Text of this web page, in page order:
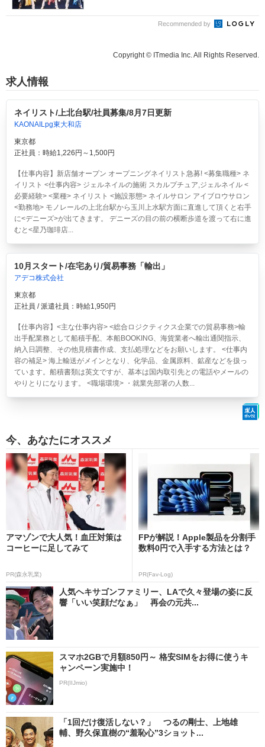
Recommended by
Copyright © ITmedia Inc. All Rights Reserved.
求人情報
ネイリスト/上北台駅/社員募集/8月7日更新
KAONAILpg東大和店
東京都
正社員：時給1,226円～1,500円
【仕事内容】新店舗オープン オープニングネイリスト急募! <募集職種> ネ
イリスト <仕事内容> ジェルネイルの施術 スカルプチュア,ジェルネイル <
必要経験> <業種> ネイリスト <施設形態> ネイルサロン アイブロウサロン
<勤務地> モノレールの上北台駅から玉川上水駅方面に直進して頂くと右手
に<デニーズ>が出てきます。 デニーズの目の前の横断歩道を渡って右に進
むと<星乃珈琲店...
10月スタート/在宅あり/貿易事務「輸出」
アデコ株式会社
東京都
正社員 / 派遣社員：時給1,950円
【仕事内容】<主な仕事内容> <総合ロジクティクス企業での貿易事務>輸
出手配業務として船積手配、本船BOOKING、海貨業者へ輸出通関指示、
納入日調整、その他見積書作成、支払処理などをお願いします。 <仕事内
容の補足> 海上輸送がメインとなり、化学品、金属原料、鉱産などを扱っ
ています。船積書類は英文ですが、基本は国内取引先との電話やメールの
やりとりになります。 <職場環境> ・就業先部署の人数...
今、あなたにオススメ
アマゾンで大人気！血圧対策は
コーヒーに足してみて
PR(森永乳業)
FPが解説！Apple製品を分割手
数料0円で入手する方法とは？
PR(Fav-Log)
人気ヘキサゴンファミリー、LAで久々登場の姿に反
響「いい笑顔だなぁ」 再会の元共...
スマホ2GBで月額850円～ 格安SIMをお得に使うキ
ャンペーン実施中！
PR(IIJmio)
「1回だけ復活しない？」 つるの剛士、上地雄
輔、野久保直樹の“羞恥心”3ショット...